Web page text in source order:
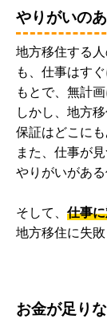
やりがいの
地方移住する
も、仕事はす
もとで、無計
しかし、地方
保証はどこにも
また、仕事が
やりがいがある
そして、 仕事
地方移住に失
お金が足り